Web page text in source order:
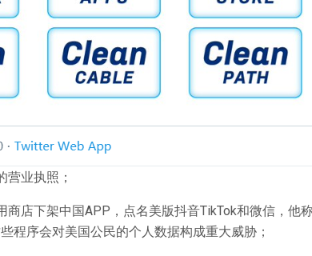
营业执照；
商店下架中国APP，点名美版抖音TikTok和微信，他
程序会对美国公民的个人数据构成重大威胁；